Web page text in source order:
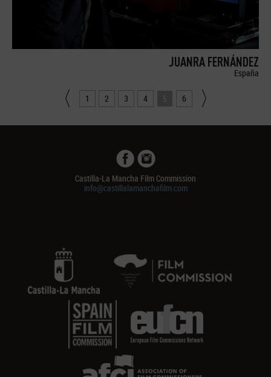
JUANRA FERNÁNDEZ
España
1 2 3 4 5 6
Castilla-La Mancha Film Commission
info@castillalamanchafilm.com